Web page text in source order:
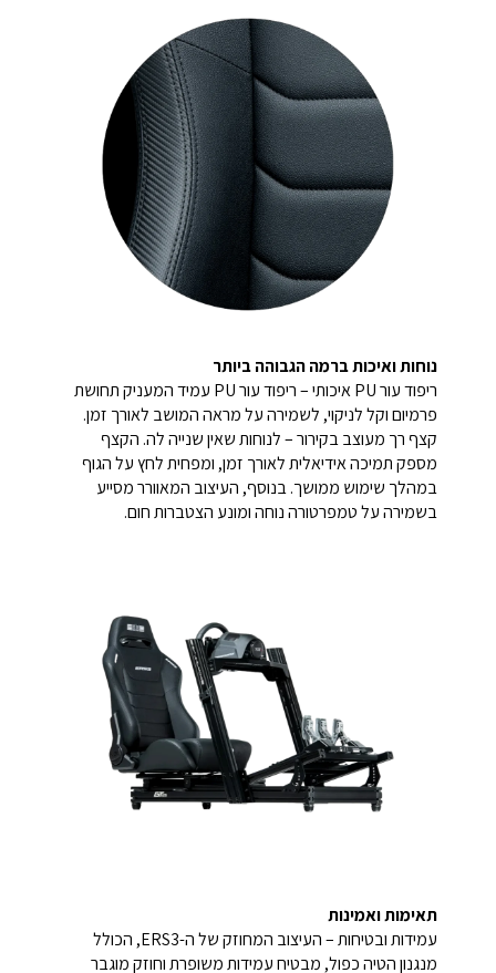
נוחות ואיכות ברמה הגבוהה ביותר
ריפוד עור PU איכותי – ריפוד עור PU עמיד המעניק תחושת
פרמיום וקל לניקוי, לשמירה על מראה המושב לאורך זמן.
קצף רך מעוצב בקירור – לנוחות שאין שנייה לה. הקצף
מספק תמיכה אידיאלית לאורך זמן, ומפחית לחץ על הגוף
במהלך שימוש ממושך. בנוסף, העיצוב המאוורר מסייע
בשמירה על טמפרטורה נוחה ומונע הצטברות חום.
תאימות ואמינות
עמידות ובטיחות – העיצוב המחוזק של ה-ERS3, הכולל
מנגנון הטיה כפול, מבטיח עמידות משופרת וחוזק מוגבר